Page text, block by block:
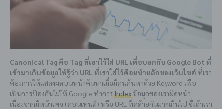
Canonical Tag คือ Tag ที่เอาไว้ใส่ URL เพื่อบอกกับ Google Bot ที่
เข้ามาเก็บข้อมูลให้รู้ว่า URL ที่เราใส่ไว้คือหน้าหลักของเว็บไซต์ ที่เรา
ต้องการให้แสดงผลบนหน้าค้นหาเมื่อมีคนค้นหาด้วย Keyword เพื่อ
เป็นการป้องกันไม่ให้ Google ทำการ Indexข้อมูลของเราผิดหน้า
เนื่องจากมีหน้าเพจ (คอนเทนต์) หรือ URL ที่คล้ายกันมากเกินไป ซึ่งถ้าเรา